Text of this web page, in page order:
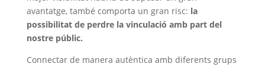
avantatge, també comporta un gran risc: la
possibilitat de perdre la vinculació amb part del
nostre públic.
Connectar de manera autèntica amb diferents grups